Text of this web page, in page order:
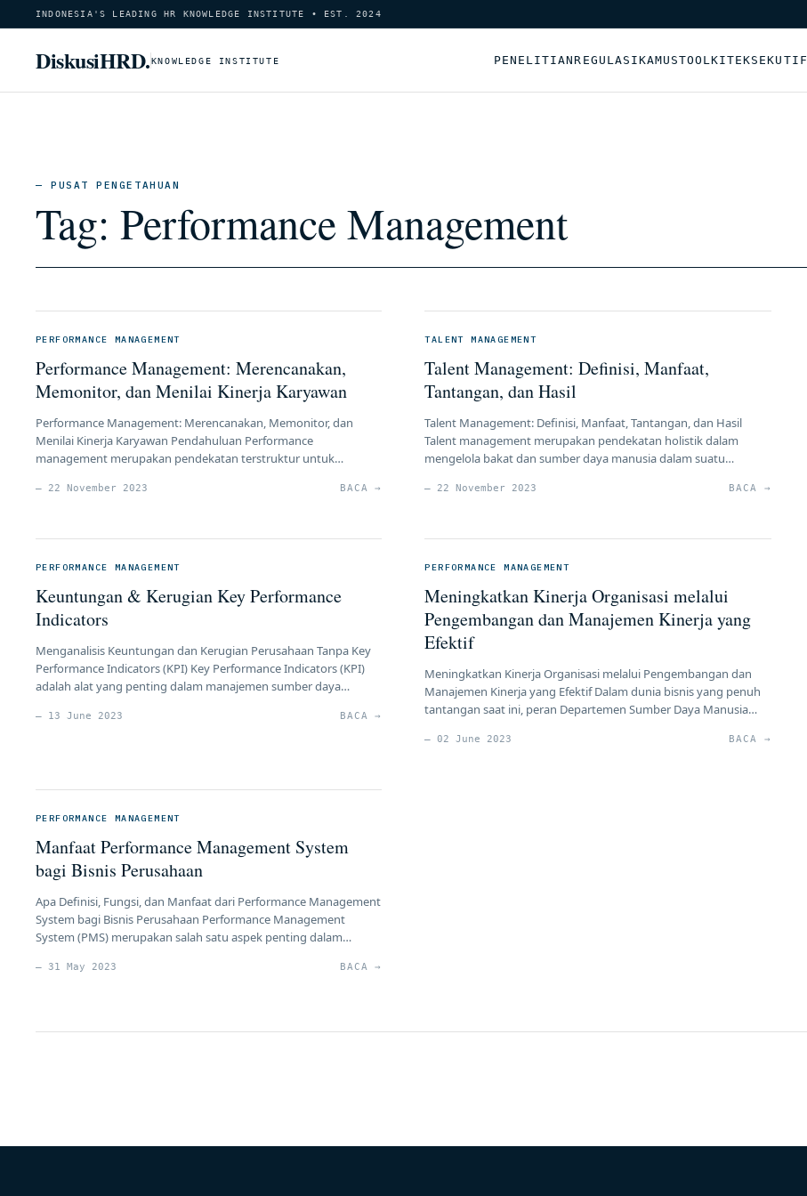
INDONESIA'S LEADING HR KNOWLEDGE INSTITUTE • EST. 2024
DiskusiHRD.KNOWLEDGE INSTITUTE PENELITIANREGULASIKAMUSTOOLKITEKSEKUTIF
— PUSAT PENGETAHUAN
Tag: Performance Management
PERFORMANCE MANAGEMENT
Performance Management: Merencanakan,
Memonitor, dan Menilai Kinerja Karyawan
Performance Management: Merencanakan, Memonitor, dan
Menilai Kinerja Karyawan Pendahuluan Performance
management merupakan pendekatan terstruktur untuk
organisasi. Proses ini melibatkan tahap-tahap penting seperti
tersebut dalam konteks manajemen kinerja. […]
— 22 November 2023 BACA →
TALENT MANAGEMENT
Talent Management: Definisi, Manfaat,
Tantangan, dan Hasil
Talent Management: Definisi, Manfaat, Tantangan, dan Hasil
Talent management merupakan pendekatan holistik dalam
mengelola bakat dan sumber daya manusia dalam suatu
kunci keberhasilan, talent management menjadi aspek strategis
— 22 November 2023 BACA →
PERFORMANCE MANAGEMENT
Keuntungan & Kerugian Key Performance
Indicators
Menganalisis Keuntungan dan Kerugian Perusahaan Tanpa Key
Performance Indicators (KPI) Key Performance Indicators (KPI)
adalah alat yang penting dalam manajemen sumber daya
individu, tim, dan organisasi secara keseluruhan. Namun, ada
— 13 June 2023 BACA →
PERFORMANCE MANAGEMENT
Meningkatkan Kinerja Organisasi melalui
Pengembangan dan Manajemen Kinerja yang
Efektif
Meningkatkan Kinerja Organisasi melalui Pengembangan dan
Manajemen Kinerja yang Efektif Dalam dunia bisnis yang penuh
tantangan saat ini, peran Departemen Sumber Daya Manusia
kinerja yang unggul. Artikel ini akan membahas topik terkait
— 02 June 2023 BACA →
PERFORMANCE MANAGEMENT
Manfaat Performance Management System
bagi Bisnis Perusahaan
Apa Definisi, Fungsi, dan Manfaat dari Performance Management
System bagi Bisnis Perusahaan Performance Management
System (PMS) merupakan salah satu aspek penting dalam
perusahaan dalam mengukur, mengelola, dan meningkatkan
— 31 May 2023 BACA →